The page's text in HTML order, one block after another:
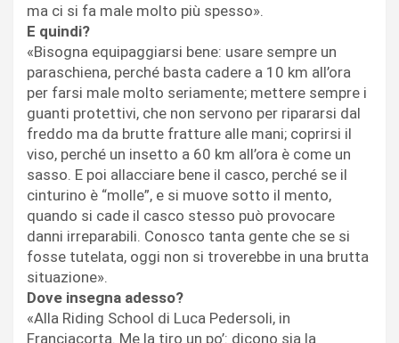
ma ci si fa male molto più spesso».
E quindi?
«Bisogna equipaggiarsi bene: usare sempre un
paraschiena, perché basta cadere a 10 km all’ora
per farsi male molto seriamente; mettere sempre i
guanti protettivi, che non servono per ripararsi dal
freddo ma da brutte fratture alle mani; coprirsi il
viso, perché un insetto a 60 km all’ora è come un
sasso. E poi allacciare bene il casco, perché se il
cinturino è “molle”, e si muove sotto il mento,
quando si cade il casco stesso può provocare
danni irreparabili. Conosco tanta gente che se si
fosse tutelata, oggi non si troverebbe in una brutta
situazione».
Dove insegna adesso?
«Alla Riding School di Luca Pedersoli, in
Franciacorta. Me la tiro un po’: dicono sia la